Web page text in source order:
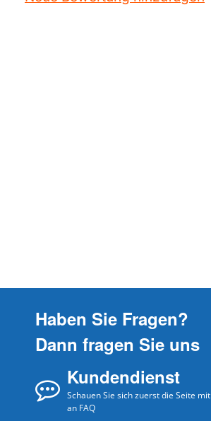
Haben Sie Fragen?
Dann fragen Sie uns
Kundendienst
Schauen Sie sich zuerst die Seite mit
an FAQ